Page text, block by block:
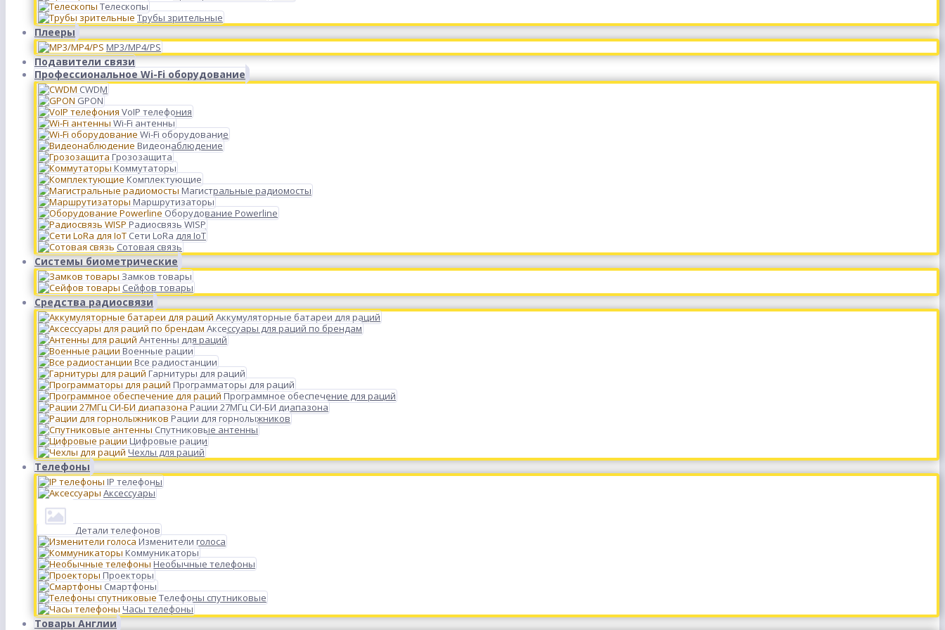
Телескопы
Трубы зрительные
Плееры
MP3/MP4/PS
Подавители связи
Профессиональное Wi-Fi оборудование
CWDM
GPON
VoIP телефония
Wi-Fi антенны
Wi-Fi оборудование
Видеонаблюдение
Грозозащита
Коммутаторы
Комплектующие
Магистральные радиомосты
Маршрутизаторы
Оборудование Powerline
Радиосвязь WISP
Сети LoRa для IoT
Сотовая связь
Системы биометрические
Замков товары
Сейфов товары
Средства радиосвязи
Аккумуляторные батареи для раций
Аксессуары для раций по брендам
Антенны для раций
Военные рации
Все радиостанции
Гарнитуры для раций
Программаторы для раций
Программное обеспечение для раций
Рации 27МГц СИ-БИ диапазона
Рации для горнолыжников
Спутниковые антенны
Цифровые рации
Чехлы для раций
Телефоны
IP телефоны
Аксессуары
Детали телефонов
Изменители голоса
Коммуникаторы
Необычные телефоны
Проекторы
Смартфоны
Телефоны спутниковые
Часы телефоны
Товары Англии